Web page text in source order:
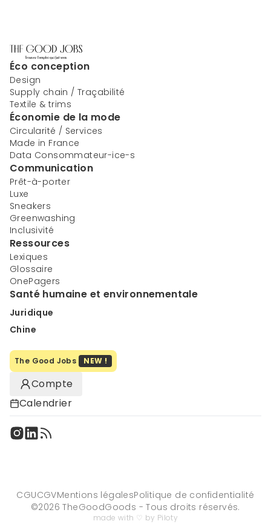
Éco conception
Design
Supply chain / Traçabilité
Textile & trims
Économie de la mode
Circularité / Services
Made in France
Data Consommateur-ice-s
Communication
Prêt-à-porter
Luxe
Sneakers
Greenwashing
Inclusivité
Ressources
Lexiques
Glossaire
OnePagers
Santé humaine et environnementale
Juridique
Chine
The Good Jobs NEW !
Compte
Calendrier
CGUCGVMentions légalesPolitique de confidentialité
©2026 TheGoodGoods - Tous droits réservés.
made with ♡ by Piloty